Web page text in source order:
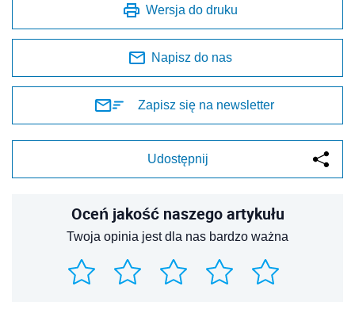
Wersja do druku
Napisz do nas
Zapisz się na newsletter
Udostępnij
Oceń jakość naszego artykułu
Twoja opinia jest dla nas bardzo ważna